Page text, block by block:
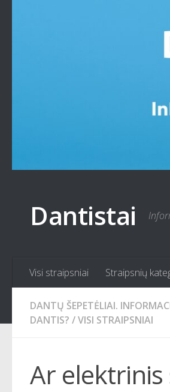
Dantistai
Visi straipsniai Straipsnių
DANTŲ ŠEPETĖLIAI.
DANTIS? /VISI STRAIPSNIAI
Ar elektrinis